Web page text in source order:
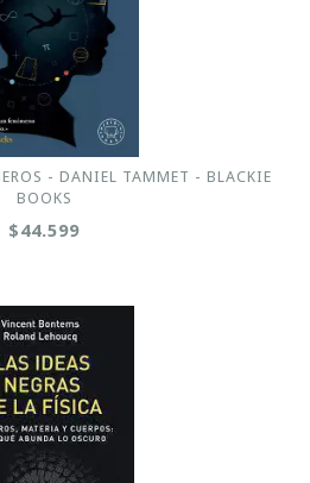
- DANIEL TAMMET - BLACKIE
BOOKS
$44.599